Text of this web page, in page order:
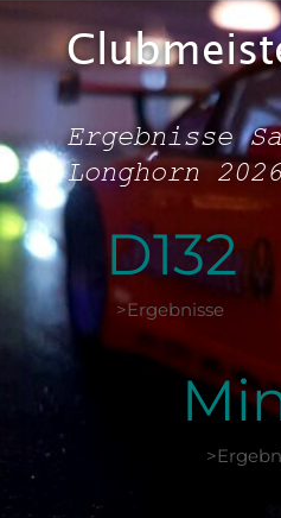
Ergebnisse
Longhorn
D132
>Ergebnisse